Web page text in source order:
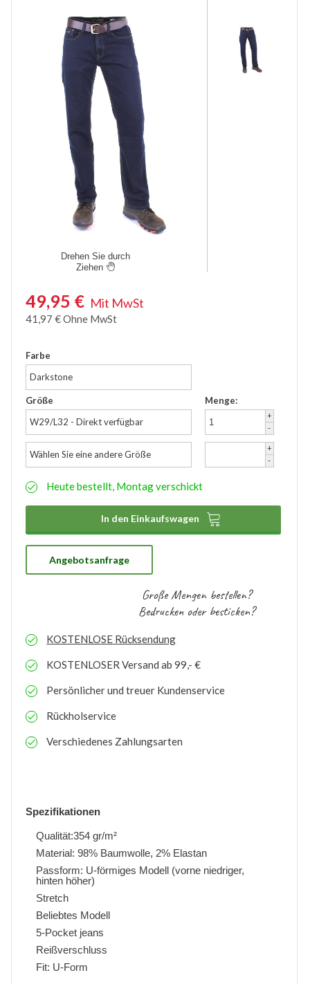
Stretch Arbeitshosen
Sicherheitshosen
Feuerhemmende Hosen
Thermohosen
Damen Arbeitshosen
Schnittschutzhose
Knieschützer
Zubehör
Wathose
Drehen Sie durch
Ziehen 
49,95 € Mit MwSt
41,97 €Ohne MwSt
Farbe
Darkstone
Größe
W29/L32 - Direkt verfügbar
Menge:
+
-
Wählen Sie eine andere Größe
+
-
Heute bestellt, Montag verschickt
In den Einkaufswagen 
Angebotsanfrage
Große Mengen bestellen?
Bedrucken oder besticken?
KOSTENLOSE Rücksendung
KOSTENLOSER Versand ab 99,- €
Persönlicher und treuer Kundenservice
Rückholservice
Verschiedenes Zahlungsarten
Spezifikationen
Qualität:354 gr/m²
Material: 98% Baumwolle, 2% Elastan
Passform: U-förmiges Modell (vorne niedriger,
hinten höher)
Stretch
Beliebtes Modell
5-Pocket jeans
Reißverschluss
Fit: U-Form